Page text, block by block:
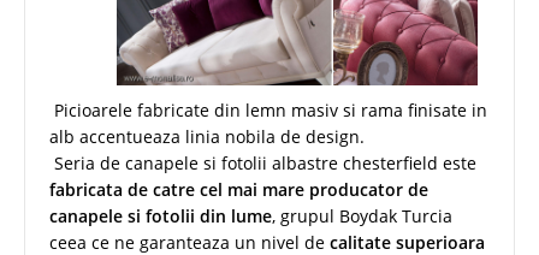
Picioarele fabricate din lemn masiv si rama finisate in
alb accentueaza linia nobila de design.
Seria de canapele si fotolii albastre chesterfield este
fabricata de catre cel mai mare producator de
canapele si fotolii din lume, grupul Boydak Turcia
ceea ce ne garanteaza un nivel de calitate superioara